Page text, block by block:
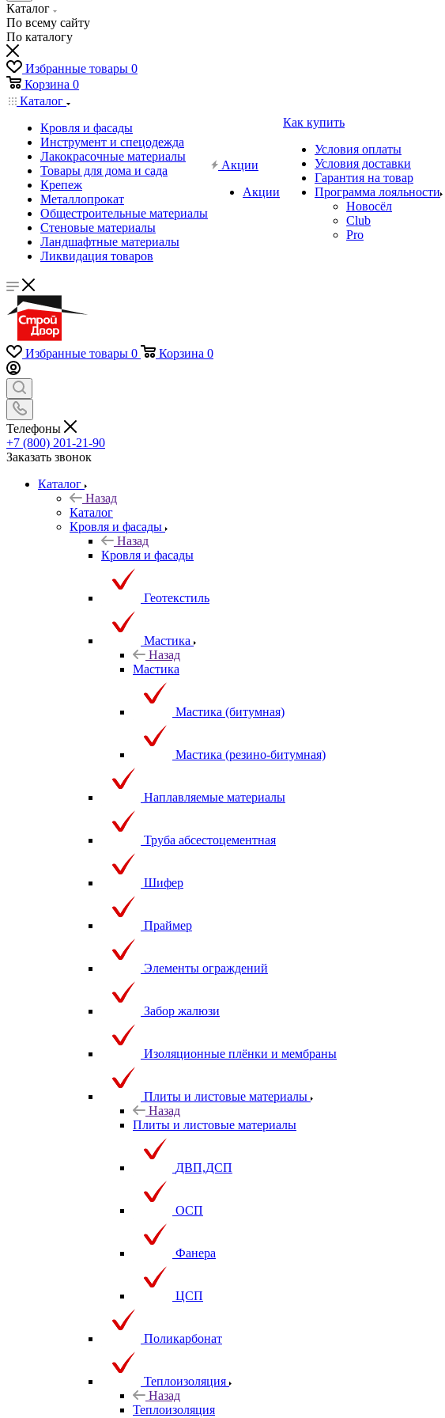
Каталог
По всему сайту
По каталогу
Избранные товары 0
Корзина 0
Каталог
Кровля и фасады
Инструмент и спецодежда
Лакокрасочные материалы
Товары для дома и сада
Крепеж
Металлопрокат
Общестроительные материалы
Стеновые материалы
Ландшафтные материалы
Ликвидация товаров
Акции
Акции
Как купить
Условия оплаты
Условия доставки
Гарантия на товар
Программа лояльности
Новосёл
Club
Pro
Избранные товары 0 Корзина 0
Телефоны
+7 (800) 201-21-90
Заказать звонок
Каталог
Назад
Каталог
Кровля и фасады
Назад
Кровля и фасады
Геотекстиль
Мастика
Назад
Мастика
Мастика (битумная)
Мастика (резино-битумная)
Наплавляемые материалы
Труба абсестоцементная
Шифер
Праймер
Элементы ограждений
Забор жалюзи
Изоляционные плёнки и мембраны
Плиты и листовые материалы
Назад
Плиты и листовые материалы
ДВП,ДСП
ОСП
Фанера
ЦСП
Поликарбонат
Теплоизоляция
Назад
Теплоизоляция